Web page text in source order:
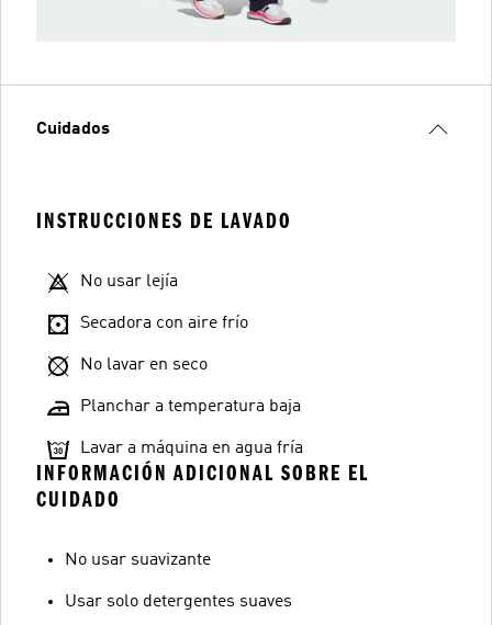
Cuidados
INSTRUCCIONES DE LAVADO
No usar lejía
Secadora con aire frío
No lavar en seco
Planchar a temperatura baja
Lavar a máquina en agua fría
INFORMACIÓN ADICIONAL SOBRE EL
CUIDADO
No usar suavizante
Usar solo detergentes suaves